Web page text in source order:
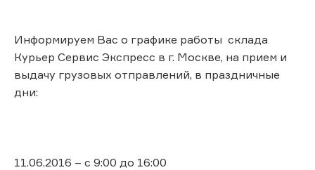
Информируем Вас о графике работы склада
Курьер Сервис Экспресс в г. Москве, на прием и
выдачу грузовых отправлений, в праздничные
дни:
11.06.2016 – с 9:00 до 16:00